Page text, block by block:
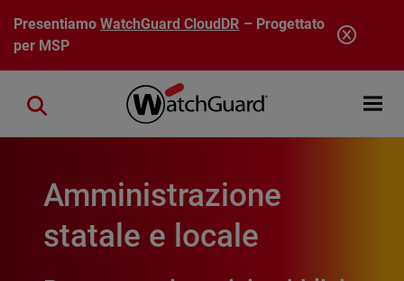
Salta al contenuto principale
PresentiamoWatchGuard CloudDR – Progettato
per MSP
Open
Close search
Amministrazione
statale e locale